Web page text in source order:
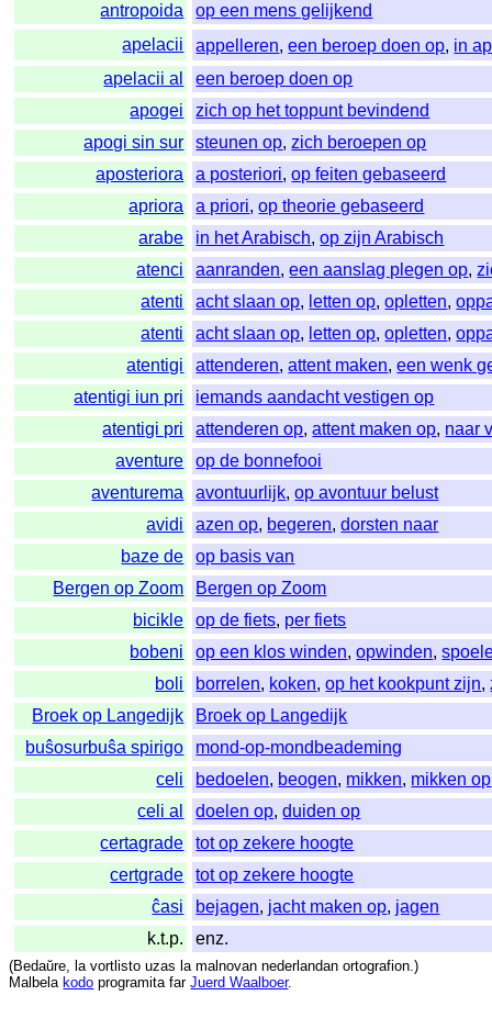
antropoida
op een mens gelijkend
apelacii
appelleren,een beroep doen op, in
apelacii al
een beroep doen op
apogei
zich op het toppunt bevindend
apogi sin sur
steunen op,zich beroepen op
aposteriora
a posteriori,op feiten gebaseerd
apriora
a priori,op theorie gebaseerd
arabe
in het Arabisch,op zijn Arabisch
atenci
aanranden,een aanslag plegen op,
atenti
acht slaan op, letten op,opletten,
atenti
acht slaan op, letten op,opletten,
atentigi
attenderen,attent maken,een wenk
atentigi iun pri
iemands aandacht vestigen op
atentigi pri
attenderen op,attent maken op, naar
aventure
op de bonnefooi
aventurema
avontuurlijk,op avontuur belust
avidi
azen op, begeren,dorsten naar
baze de
op basis van
Bergen op Zoom
Bergen op Zoom
bicikle
op de fiets, per fiets
bobeni
op een klos winden,opwinden,
boli
borrelen, koken,op het kookpunt zijn,
Broek op Langedijk
Broek op Langedijk
buŝosurbuŝa spirigo
mond-op-mondbeademing
celi
bedoelen, beogen, mikken, mikken op
celi al
doelen op,duiden op
certagrade
tot op zekere hoogte
certgrade
tot op zekere hoogte
ĉasi
bejagen, jacht maken op, jagen
k.t.p.
enz.
(Bedaŭre, la vortlisto uzas la malnovan nederlandan ortografion.)
Malbela kodo programita far Juerd Waalboer.